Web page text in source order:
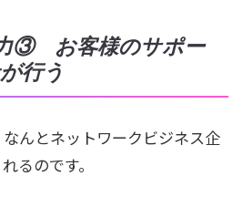
③ お客様のサポー
行う
んとネットワークビジネス企
るのです。